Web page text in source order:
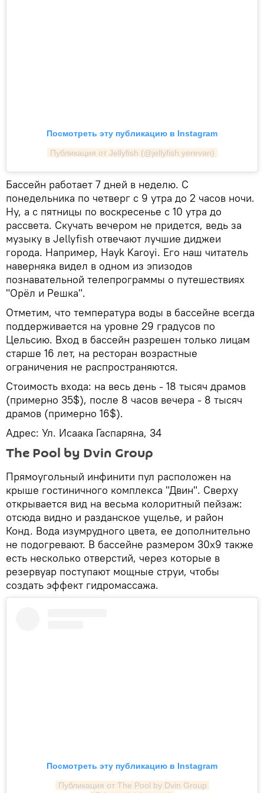
Посмотреть эту публикацию в Instagram
Публикация от Jellyfish (@jellyfish.yerevan)
Бассейн работает 7 дней в неделю. С
понедельника по четверг с 9 утра до 2 часов ночи.
Ну, а с пятницы по воскресенье с 10 утра до
рассвета. Скучать вечером не придется, ведь за
музыку в Jellyfish отвечают лучшие диджеи
города. Например, Hayk Karoyi. Его наш читатель
наверняка видел в одном из эпизодов
познавательной телепрограммы о путешествиях
"Орёл и Решка".
Отметим, что температура воды в бассейне всегда
поддерживается на уровне 29 градусов по
Цельсию. Вход в бассейн разрешен только лицам
старше 16 лет, на ресторан возрастные
ограничения не распространяются.
Стоимость входа: на весь день - 18 тысяч драмов
(примерно 35$), после 8 часов вечера - 8 тысяч
драмов (примерно 16$).
Адрес: Ул. Исаака Гаспаряна, 34
The Pool by Dvin Group
Прямоугольный инфинити пул расположен на
крыше гостиничного комплекса "Двин"․ Сверху
открывается вид на весьма колоритный пейзаж:
отсюда видно и разданское ущелье, и район
Конд. Вода изумрудного цвета, ее дополнительно
не подогревают. В бассейне размером 30x9 также
есть несколько отверстий, через которые в
резервуар поступают мощные струи, чтобы
создать эффект гидромассажа.
Посмотреть эту публикацию в Instagram
Публикация от The Pool by Dvin Group